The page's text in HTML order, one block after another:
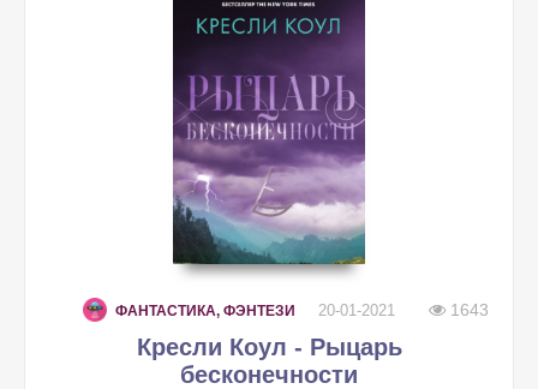
ФАНТАСТИКА, ФЭНТЕЗИ 20-01-2021 1643
Кресли Коул - Рыцарь
бесконечности